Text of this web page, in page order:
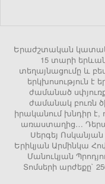
Երաժշտական
15 տարի
տեղայնացումը և
երկխոսություն
ժամանած
ժամանակ բուռն
իրականում խնդիր է,
առաստաղից…
Սերգեյ
Երիկյան Արմինկա
Մանուկյան
Տոմսերի արժեքը`